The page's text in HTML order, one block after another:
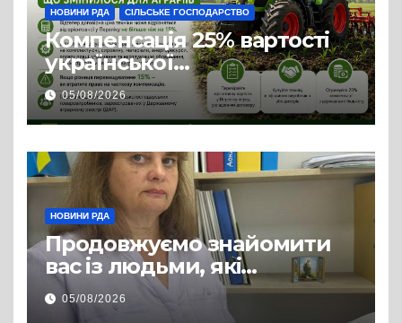
НОВИНИ РДА СІЛЬСЬКЕ ГОСПОДАРСТВО
Компенсація 25% вартості
української
сільгосптехніки: що
змінилося для аграріїв
05/08/2026
НОВИНИ РДА
Продовжуємо знайомити
вас із людьми, які
допомагають нашим
захисникам і захисницям
05/08/2026